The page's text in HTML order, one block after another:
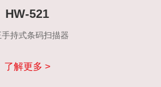
HW-521
持式条码扫描器
了解更多 >